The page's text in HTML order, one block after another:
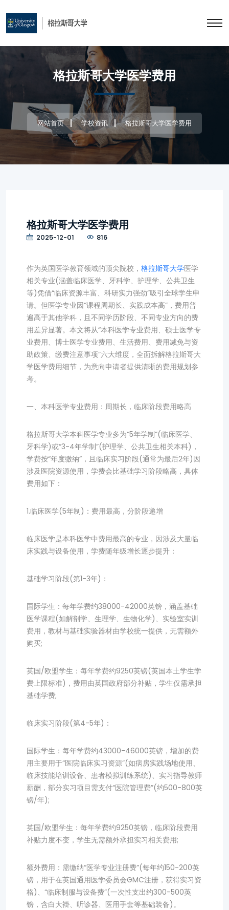
格拉斯哥大学医学费用
网站首页 学校资讯 格拉斯哥大学医学费用
格拉斯哥大学医学费用
2025-12-01 816
作为英国医学教育领域的顶尖院校， 格拉斯哥大学医学
相关专业(涵盖临床医学、牙科学、护理学、公共卫生
等)凭借“临床资源丰富、科研实力强劲”吸引全球学生申
请。但医学专业因“课程周期长、实践成本高”，费用普
遍高于其他学科，且不同学历阶段、不同专业方向的费
用差异显著。本文将从“本科医学专业费用、硕士医学专
业费用、博士医学专业费用、生活费用、费用减免与资
助政策、缴费注意事项”六大维度，全面拆解格拉斯哥大
学医学费用细节，为意向申请者提供清晰的费用规划参
考。
一、本科医学专业费用：周期长，临床阶段费用略高
格拉斯哥大学本科医学专业多为“5年学制”(临床医学、
牙科学)或“3-4年学制”(护理学、公共卫生相关本科)，
学费按“年度缴纳”，且临床实习阶段(通常为最后2年)因
涉及医院资源使用，学费会比基础学习阶段略高，具体
费用如下：
1.临床医学(5年制)：费用最高，分阶段递增
临床医学是本科医学中费用最高的专业，因涉及大量临
床实践与设备使用，学费随年级增长逐步提升：
基础学习阶段(第1-3年)：
国际学生：每年学费约38000-42000英镑，涵盖基础
医学课程(如解剖学、生理学、生物化学)、实验室实训
费用，教材与基础实验器材由学校统一提供，无需额外
购买;
英国/欧盟学生：每年学费约9250英镑(英国本土学生学
费上限标准)，费用由英国政府部分补贴，学生仅需承担
基础学费;
临床实习阶段(第4-5年)：
国际学生：每年学费约43000-46000英镑，增加的费
用主要用于“医院临床实习资源”(如病房实践场地使用、
临床技能培训设备、患者模拟训练系统)、实习指导教师
薪酬，部分实习项目需支付“医院管理费”(约500-800英
镑/年);
英国/欧盟学生：每年学费约9250英镑，临床阶段费用
补贴力度不变，学生无需额外承担实习相关费用;
额外费用：需缴纳“医学专业注册费”(每年约150-200英
镑，用于在英国通用医学委员会GMC注册，获得实习资
格)、“临床制服与设备费”(一次性支出约300-500英
镑，含白大褂、听诊器、医用手套等基础装备)。